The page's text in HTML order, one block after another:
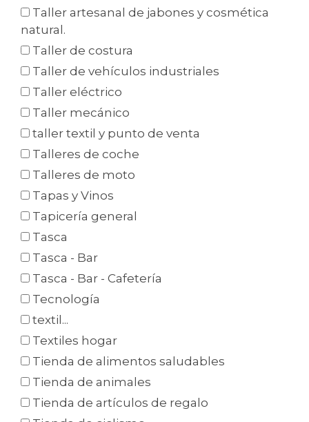
Taller artesanal de jabones y cosmética
natural.
Taller de costura
Taller de vehículos industriales
Taller eléctrico
Taller mecánico
taller textil y punto de venta
Talleres de coche
Talleres de moto
Tapas y Vinos
Tapicería general
Tasca
Tasca - Bar
Tasca - Bar - Cafetería
Tecnología
textil...
Textiles hogar
Tienda de alimentos saludables
Tienda de animales
Tienda de artículos de regalo